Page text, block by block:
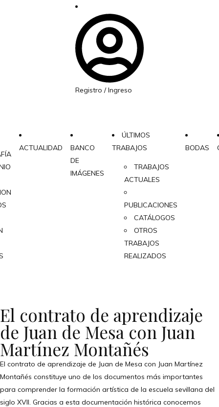
Registro / Ingreso
ACTUALIDAD
BANCO
DE
IMÁGENES
ÚLTIMOS
TRABAJOS
TRABAJOS
ACTUALES
PUBLICACIONES
CATÁLOGOS
OTROS
TRABAJOS
REALIZADOS
BODAS
El contrato de aprendizaje
de Juan de Mesa con Juan
Martínez Montañés
El contrato de aprendizaje de Juan de Mesa con Juan Martínez
Montañés constituye uno de los documentos más importantes
para comprender la formación artística de la escuela sevillana del
siglo XVII. Gracias a esta documentación histórica conocemos